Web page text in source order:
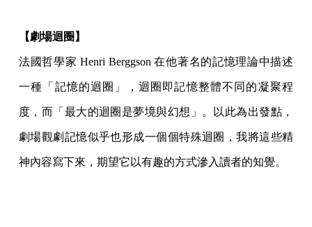
【劇場迴圈】
法國哲學家 Henri Berggson 在他著名的記憶理論中描述
一種「記憶的迴圈」，迴圈即記憶整體不同的凝聚程
度，而「最大的迴圈是夢境與幻想」。以此為出發點，
劇場觀劇記憶似乎也形成一個個特殊迴圈，我將這些精
神內容寫下來，期望它以有趣的方式滲入讀者的知覺。